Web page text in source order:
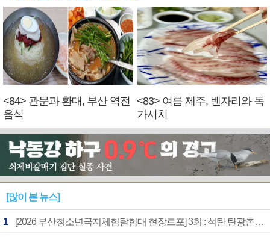
<84> 관문과 환대, 부산 역전
음식
<83> 여름 제주, 벤자리와 독
가시치
[많이 본 뉴스]
1 [2026 부산청소년극지체험탐험대 현장르포] 3회 : 석탄 탄광촌에서 북극 연구의 중심지로